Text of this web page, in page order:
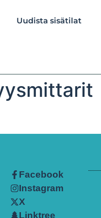
Uudista sisätilat
Facebook
Instagram
X
Linktree